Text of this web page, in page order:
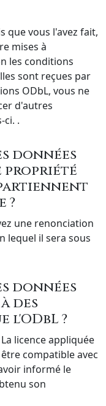
que vous l'avez fait,
mises à
les conditions
sont reçues par
ODbL, vous ne
d'autres
ci. .
données
propriété
?
une renonciation
lequel il sera sous
données
des
l'ODbL ?
licence appliquée
compatible avec
informé le
son